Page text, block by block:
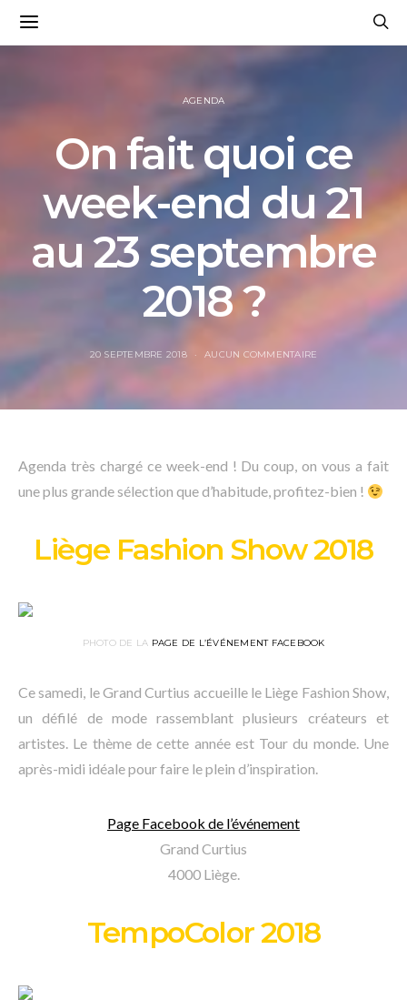
AGENDA
On fait quoi ce
week-end du 21
au 23 septembre
2018 ?
20 SEPTEMBRE 2018 AUCUN COMMENTAIRE
Agenda très chargé ce week-end ! Du coup, on vous a fait
une plus grande sélection que d’habitude, profitez-bien !
Liège Fashion Show 2018
PHOTO DE LA PAGE DE L’ÉVÉNEMENT FACEBOOK
Ce samedi, le Grand Curtius accueille le Liège Fashion Show,
un défilé de mode rassemblant plusieurs créateurs et
artistes. Le thème de cette année est Tour du monde. Une
après-midi idéale pour faire le plein d’inspiration.
Page Facebook de l’événement
Grand Curtius
4000 Liège.
TempoColor 2018